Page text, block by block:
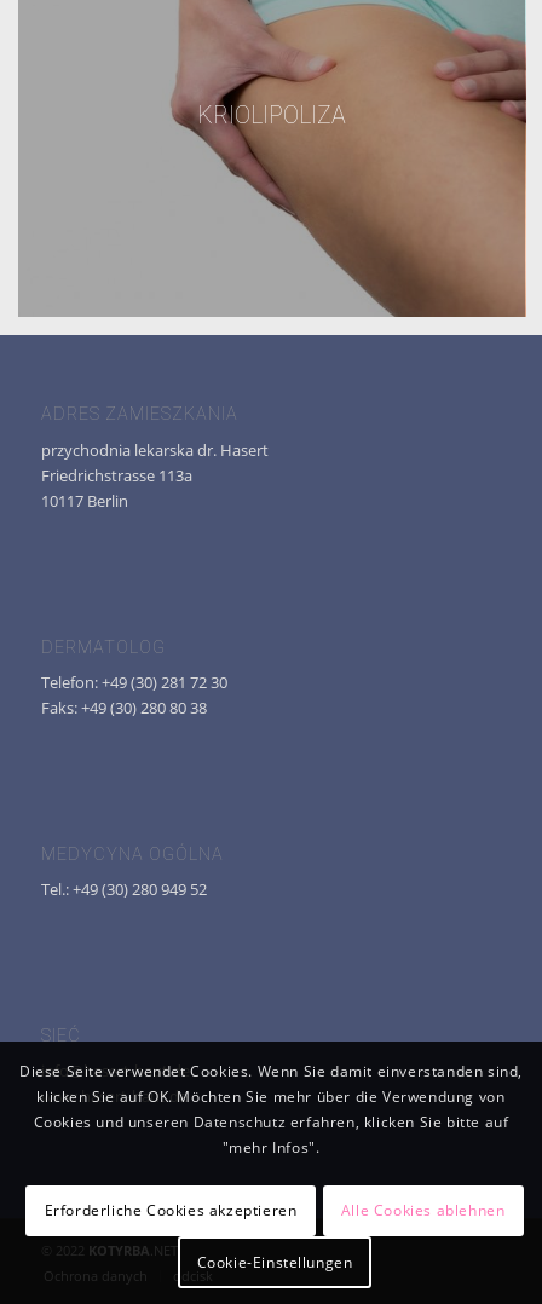
KRIOLIPOLIZA
ADRES ZAMIESZKANIA
przychodnia lekarska dr. Hasert
Friedrichstrasse 113a
10117 Berlin
DERMATOLOG
Telefon: +49 (30) 281 72 30
Faks: +49 (30) 280 80 38
MEDYCYNA OGÓLNA
Tel.: +49 (30) 280 949 52
SIEĆ
info@hasert-haut.de
www.hasert-haut.de
© 2022 KOTYRBA.NET
Ochrona danych
odcisk
Diese Seite verwendet Cookies. Wenn Sie damit einverstanden sind,
klicken Sie auf OK. Möchten Sie mehr über die Verwendung von
Cookies und unseren Datenschutz erfahren, klicken Sie bitte auf
"mehr Infos".
Erforderliche Cookies akzeptieren Alle Cookies ablehnen
Cookie-Einstellungen